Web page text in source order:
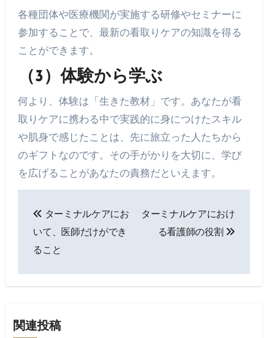
各種団体や医療機関が実施する研修やセミナーに
参加することで、最新の看取りケアの知識を得る
ことができます。
（3）体験から学ぶ
何より、体験は「生きた教材」です。あなたが看
取りケアに携わる中で実践的に身につけたスキル
や肌身で感じたことは、先に旅立った人たちから
のギフトなのです。その手がかりを大切に、学び
を広げることがあなたの責務だといえます。
稿
ナ
ビ
ー
ターミナルケアにお
いて、医師だけができ
ること
ターミナルケアにおけ
る看護師の役割
関連投稿